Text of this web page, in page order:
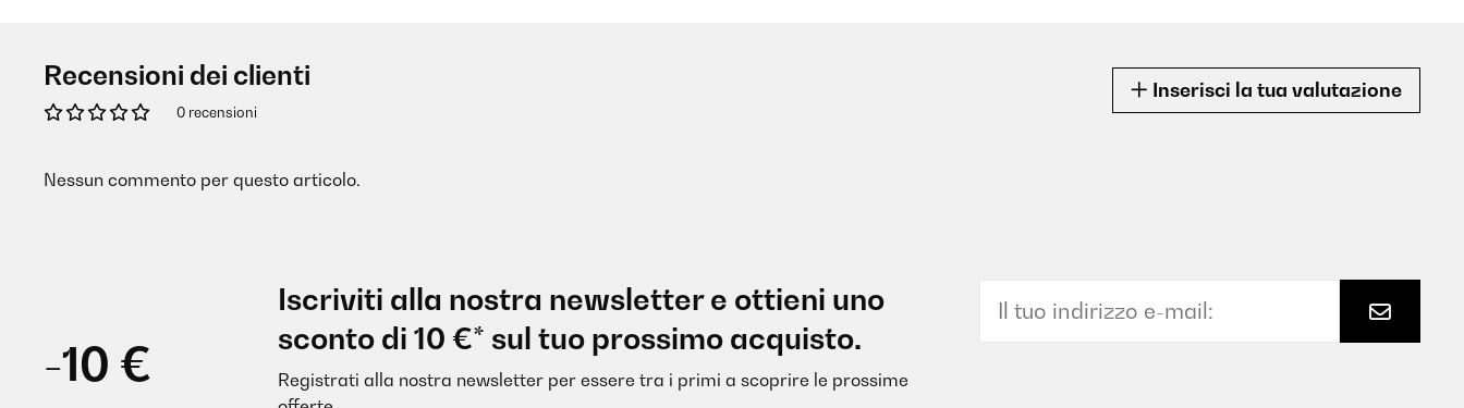
Recensioni dei clienti
0 recensioni
Inserisci la tua valutazione
Nessun commento per questo articolo.
-10 €
Iscriviti alla nostra newsletter e ottieni uno
sconto di 10 €* sul tuo prossimo acquisto.
Registrati alla nostra newsletter per essere tra i primi a scoprire le prossime